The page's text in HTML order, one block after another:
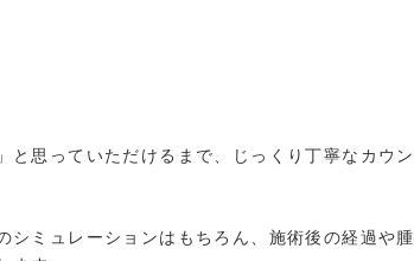
と思っていただけるまで、じっくり丁寧なカウン
シミュレーションはもちろん、施術後の経過や腫